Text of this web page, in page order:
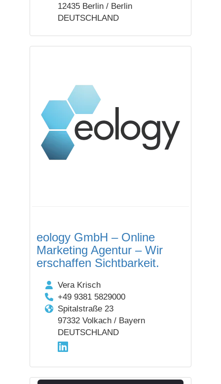
12435 Berlin / Berlin
DEUTSCHLAND
eology GmbH – Online
Marketing Agentur – Wir
erschaffen Sichtbarkeit.
Vera Krisch
+49 9381 5829000
Spitalstraße 23
97332 Volkach / Bayern
DEUTSCHLAND